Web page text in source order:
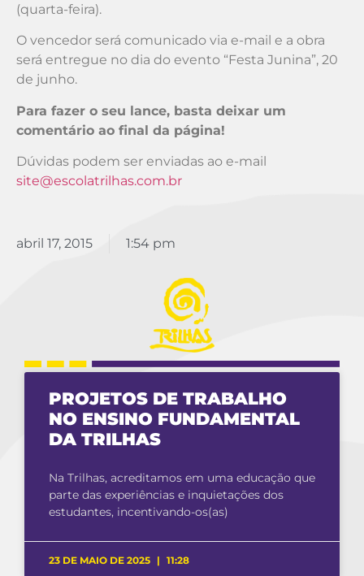
(quarta-feira).
O vencedor será comunicado via e-mail e a obra
será entregue no dia do evento “Festa Junina”, 20
de junho.
Para fazer o seu lance, basta deixar um
comentário ao final da página!
Dúvidas podem ser enviadas ao e-mail
site@escolatrilhas.com.br
abril 17, 2015 1:54 pm
PROJETOS DE TRABALHO
NO ENSINO FUNDAMENTAL
DA TRILHAS
Na Trilhas, acreditamos em uma educação que
parte das experiências e inquietações dos
estudantes, incentivando-os(as)
23 DE MAIO DE 2025 11:28